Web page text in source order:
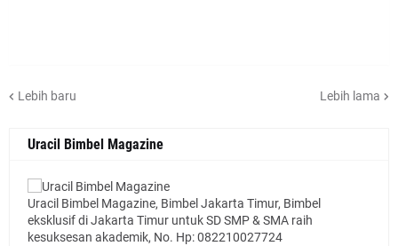
Lebih baru Lebih lama
Uracil Bimbel Magazine
Uracil Bimbel Magazine, Bimbel Jakarta Timur, Bimbel
eksklusif di Jakarta Timur untuk SD SMP & SMA raih
kesuksesan akademik, No. Hp: 082210027724